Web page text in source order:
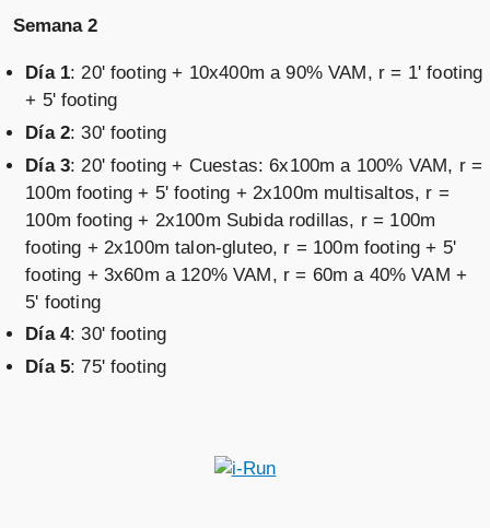
Semana 2
Día 1: 20' footing + 10x400m a 90% VAM, r = 1' footing
+ 5' footing
Día 2: 30' footing
Día 3: 20' footing + Cuestas: 6x100m a 100% VAM, r =
100m footing + 5' footing + 2x100m multisaltos, r =
100m footing + 2x100m Subida rodillas, r = 100m
footing + 2x100m talon-gluteo, r = 100m footing + 5'
footing + 3x60m a 120% VAM, r = 60m a 40% VAM +
5' footing
Día 4: 30' footing
Día 5: 75' footing